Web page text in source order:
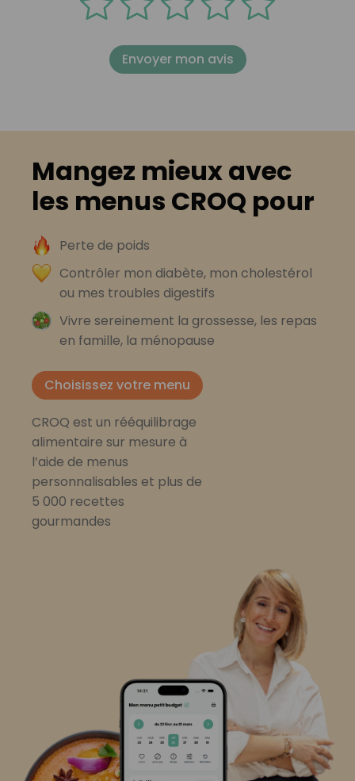
Envoyer mon avis
Mangez mieux avec
les menus CROQ pour
Perte de poids
Contrôler mon diabète, mon cholestérol
ou mes troubles digestifs
Vivre sereinement la grossesse, les repas
en famille, la ménopause
Choisissez votre menu
CROQ est un rééquilibrage
alimentaire sur mesure à
l’aide de menus
personnalisables et plus de
5 000 recettes
gourmandes